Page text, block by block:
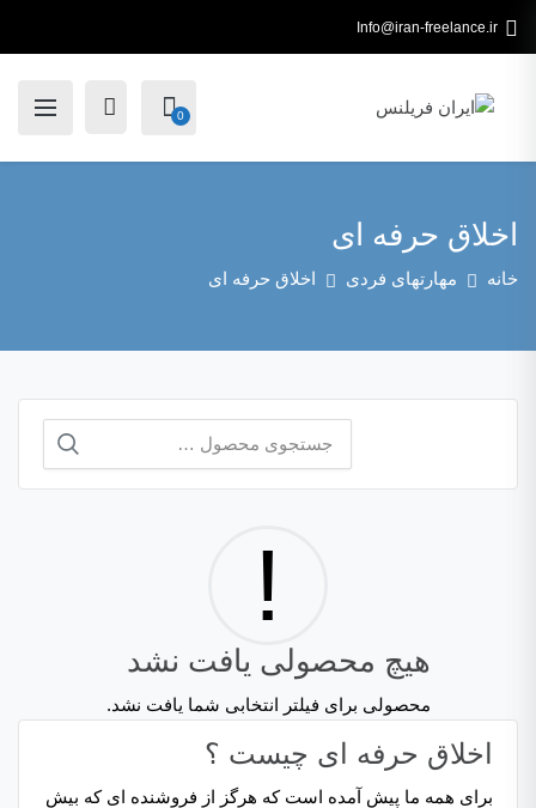
Info@iran-freelance.ir
0
اخلاق حرفه ای
خانه مهارتهای فردی اخلاق حرفه ای
!
هیچ محصولی یافت نشد
محصولی برای فیلتر انتخابی شما یافت نشد.
اخلاق حرفه ای چیست ؟
برای همه ما پیش آمده است که هرگز از فروشنده ای که بیش